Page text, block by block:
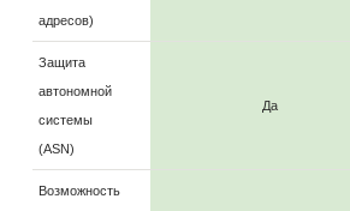
адресов)
Защита
автономной
системы
(ASN)
Да
Возможность